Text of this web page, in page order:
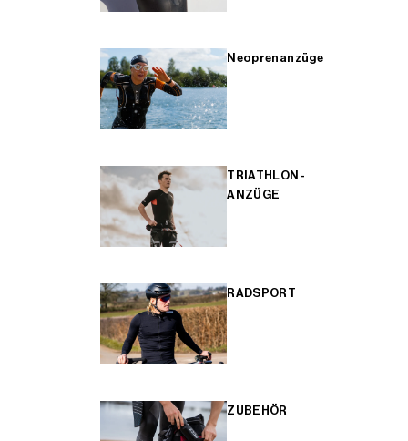
Neoprenanzüge
TRIATHLON-
ANZÜGE
RADSPORT
ZUBEHÖR